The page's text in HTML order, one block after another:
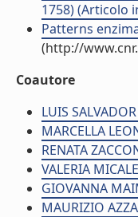
1758) (Articolo
Patterns
(http://
Coautore
LUIS
MARCELLA
RENATA
VALERIA MICALE
GIOVANNA
MAURIZIO